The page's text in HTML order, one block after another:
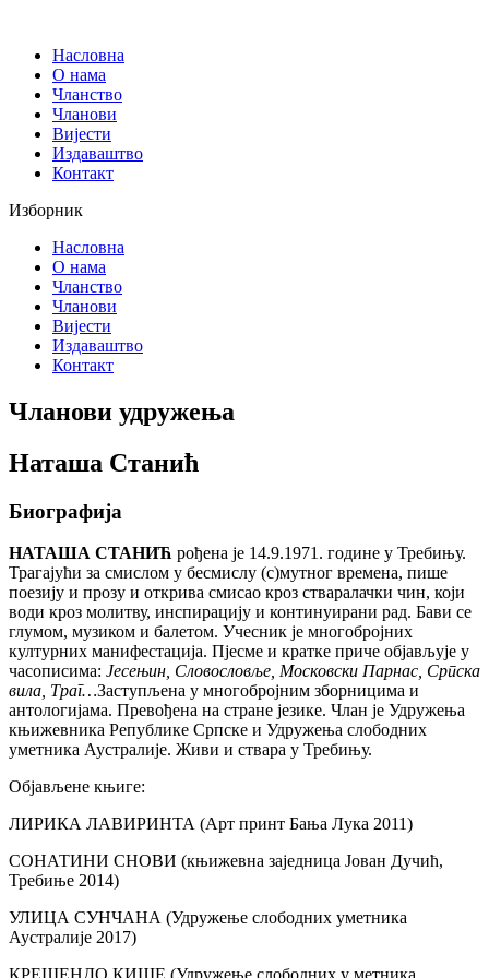
садржајНасловна
О нама
Чланство
Чланови
Вијести
Издаваштво
Контакт
Изборник
Насловна
О нама
Чланство
Чланови
Вијести
Издаваштво
Контакт
Чланови удружења
Наташа Станић
Биографија
НАТАША СТАНИЋ рођена је 14.9.1971. године у Требињу.
Трагајући за смислом у бесмислу (с)мутног времена, пише
поезију и прозу и открива смисао кроз стваралачки чин, који
води кроз молитву, инспирацију и континуирани рад. Бави се
глумом, музиком и балетом. Учесник је многобројних
културних манифестација. Пјесме и кратке приче објављује у
часописима: Јесењин, Словословље, Московски Парнас, Српска
вила, Траг…Заступљена у многобројним зборницима и
антологијама. Превођена на стране језике. Члан је Удружења
књижевника Републике Српске и Удружења слободних
уметника Аустралије. Живи и ствара у Требињу.
Објављене књиге:
ЛИРИКА ЛАВИРИНТА (Арт принт Бања Лука 2011)
СОНАТИНИ СНОВИ (књижевна заједница Јован Дучић,
Требиње 2014)
УЛИЦА СУНЧАНА (Удружење слободних уметника
Аустралије 2017)